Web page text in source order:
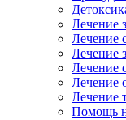
Лечение
Лечение
Лечение
Лечение
Лечение
Лечение
Помощь